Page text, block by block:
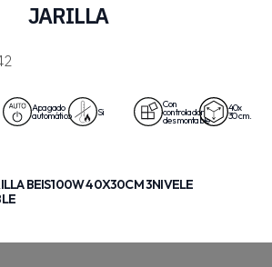
JARILLA
Apagado
automático Si
Con
controlador
desmontable
40x
30 cm.
BEIS100W 40X30CM 3NIVELE